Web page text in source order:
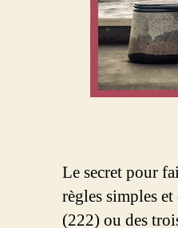
Le secret pour
règles simples
(222) ou des